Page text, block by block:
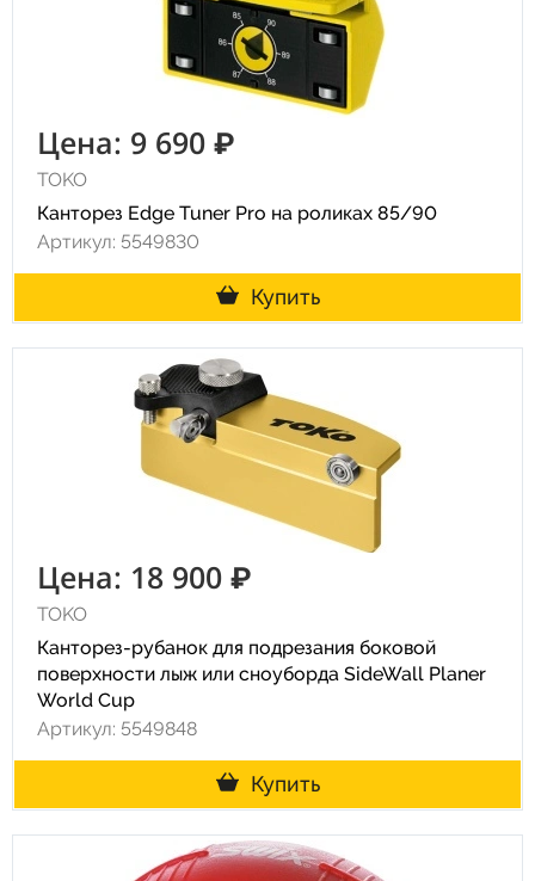
Цена: 9 690 ₽
TOKO
Канторез Edge Tuner Pro на роликах 85/90
Артикул: 5549830
Купить
Цена: 18 900 ₽
TOKO
Канторез-рубанок для подрезания боковой
поверхности лыж или сноуборда SideWall Planer
World Cup
Артикул: 5549848
Купить